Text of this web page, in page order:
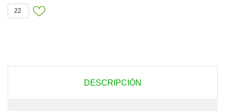
22
DESCRIPCIÓN